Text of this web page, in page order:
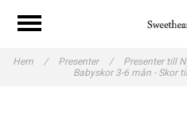
Hem / Presenter / Presenter till
Babyskor 3-6 mån - Skor